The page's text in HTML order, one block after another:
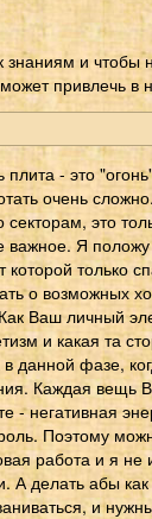
знаниям и чтобы
привлечь в
- это
очень
это
важное. Я
только
о возможных
Ваш личный
и какая та
данной фазе,
Каждая вещь
негативная
Поэтому
работа и я
А делать абы
и